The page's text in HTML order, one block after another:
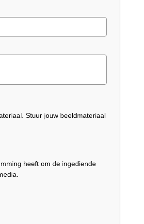
Stuur jouw beeldmateriaal
heeft om de ingediende